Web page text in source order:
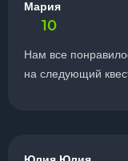
Мария
10
Нам все
на следующий